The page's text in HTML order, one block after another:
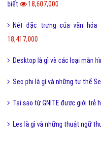
biết
18,607,000
Nét đặc trưng của văn
18,417,000
Desktop là gì và các loại màn
Seo phi là gì và những tư thế
Tại sao từ GNITE được giới trẻ
Les là gì và những thuật ngữ